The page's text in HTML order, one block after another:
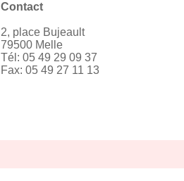
Contact
2, place Bujeault
79500 Melle
Tél: 05 49 29 09 37
Fax: 05 49 27 11 13